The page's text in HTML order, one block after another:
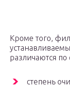
Кроме того,
различаются
степень